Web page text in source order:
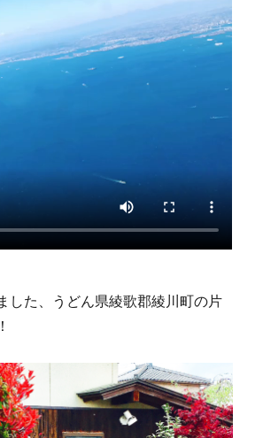
した、うどん県綾歌郡綾川町の片